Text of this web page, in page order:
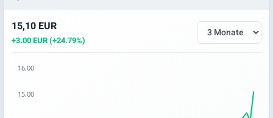
15,10 EUR
+3.00 EUR (+24.79%)
15,00
16,00